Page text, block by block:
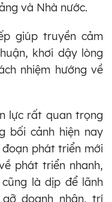
và Nhà nước.
giúp truyền cảm
khơi dậy lòng
nhiệm hướng về
lực rất quan trọng
bối cảnh hiện nay
phát triển mới
phát triển nhanh,
là dịp để lãnh
doanh nhân, trí